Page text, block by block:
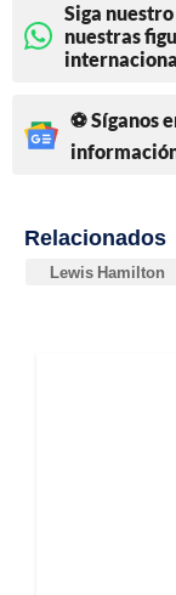
Siga
nuestras
⚽ Síganos
Relacionados
Lewis Hamilton